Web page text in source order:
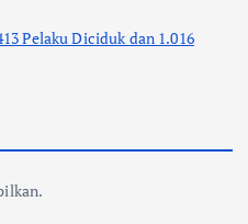
Pelaku Diciduk dan 1.016